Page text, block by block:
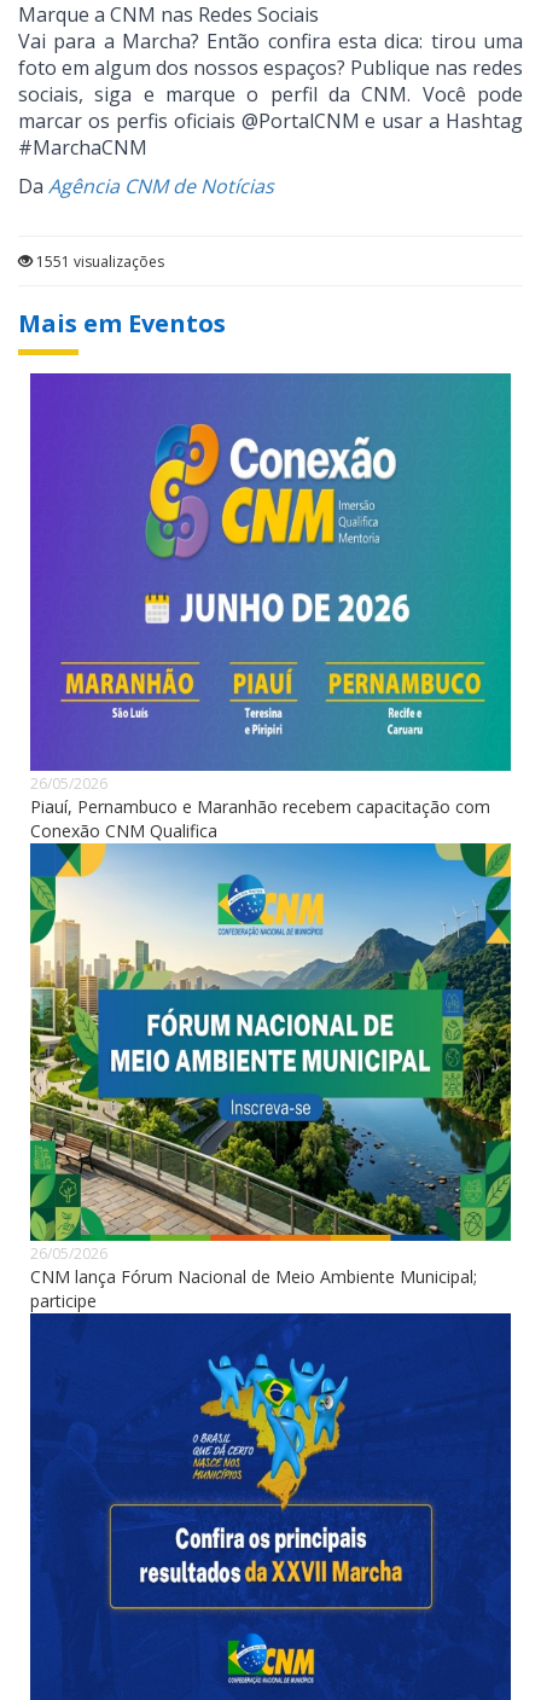
Marque a CNM nas Redes Sociais
Vai para a Marcha? Então confira esta dica: tirou uma
foto em algum dos nossos espaços? Publique nas redes
sociais, siga e marque o perfil da CNM. Você pode
marcar os perfis oficiais @PortalCNM e usar a Hashtag
#MarchaCNM
Da Agência CNM de Notícias
1551 visualizações
Mais em Eventos
26/05/2026
Piauí, Pernambuco e Maranhão recebem capacitação com
Conexão CNM Qualifica
26/05/2026
CNM lança Fórum Nacional de Meio Ambiente Municipal;
participe